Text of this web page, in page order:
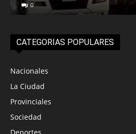
0
CATEGORIAS POPULARES
Nacionales
La Ciudad
Provinciales
Sociedad